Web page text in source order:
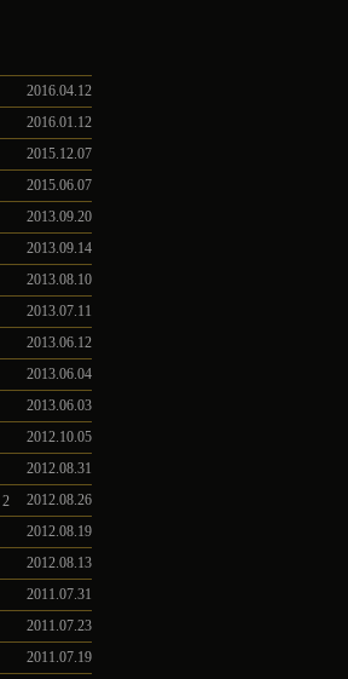
2016.04.12
2016.01.12
2015.12.07
2015.06.07
2013.09.20
2013.09.14
2013.08.10
2013.07.11
2013.06.12
2013.06.04
2013.06.03
2012.10.05
2012.08.31
2012.08.26
2
2012.08.19
2012.08.13
2011.07.31
2011.07.23
2011.07.19